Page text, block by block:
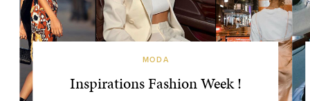
MODA
Inspirations Fashion Week !